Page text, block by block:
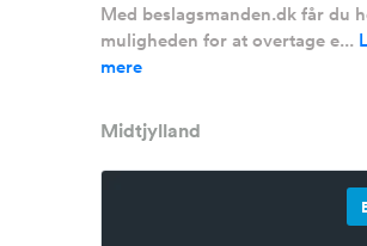
Med beslagsmanden.dk får du
muligheden for at overtage e...
mere
Midtjylland